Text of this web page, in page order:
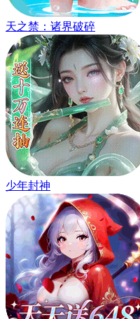
天之禁：诸界破碎
少年封神